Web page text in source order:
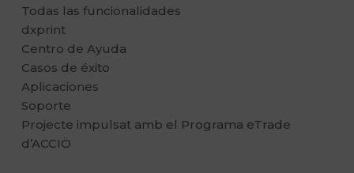
Todas las funcionalidades
dxprint
Centro de Ayuda
Casos de éxito
Aplicaciones
Soporte
Projecte impulsat amb el Programa eTrade
d’ACCIÖ